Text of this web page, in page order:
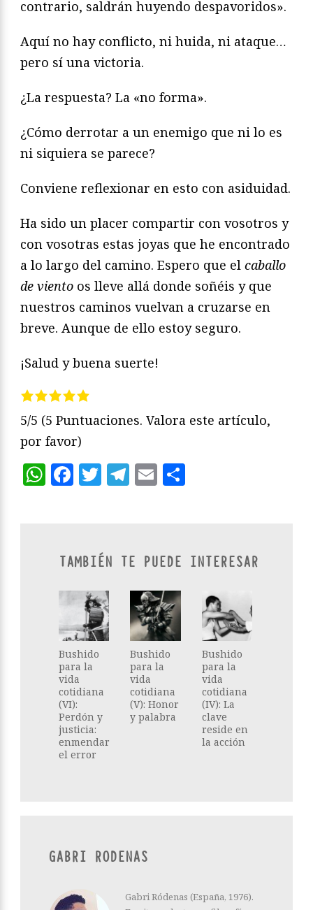
contrario, saldrán huyendo despavoridos».
Aquí no hay conflicto, ni huida, ni ataque…
pero sí una victoria.
¿La respuesta? La «no forma».
¿Cómo derrotar a un enemigo que ni lo es
ni siquiera se parece?
Conviene reflexionar en esto con asiduidad.
Ha sido un placer compartir con vosotros y
con vosotras estas joyas que he encontrado
a lo largo del camino. Espero que el caballo
de viento os lleve allá donde soñéis y que
nuestros caminos vuelvan a cruzarse en
breve. Aunque de ello estoy seguro.
¡Salud y buena suerte!
5/5 (5 Puntuaciones. Valora este artículo,
por favor)
WhatsApp
Facebook
Twitter
Telegram
Email
TAMBIÉN TE PUEDE INTERESAR
Bushido
para la
vida
cotidiana
(VI):
Perdón y
justicia:
enmendar
el error
Bushido
para la
vida
cotidiana
(V): Honor
y palabra
Bushido
para la
vida
cotidiana
(IV): La
clave
reside en
la acción
GABRI RODENAS
Gabri Ródenas (España, 1976).